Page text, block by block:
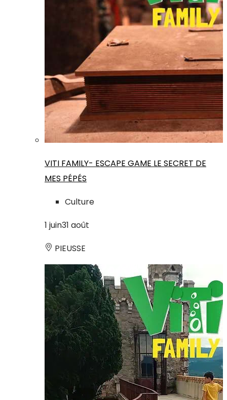
VITI FAMILY- ESCAPE GAME LE SECRET DE
MES PÉPÉS
Culture
1 juin31 août
PIEUSSE